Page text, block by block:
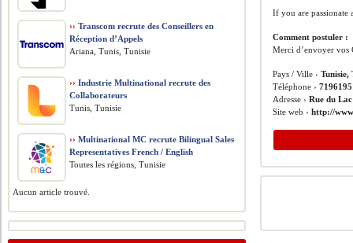
If you are
Comment postuler :
Merci d’envoyer
Pays / Ville ›Tunisie,
Téléphone ›
Adresse ›Rue du
Site web ›http://
›› Transcom recrute des Conseillers en
Réception d’Appels
Ariana, Tunis, Tunisie
›› Industrie Multinational recrute des
Collaborateurs
Tunis, Tunisie
›› Multinational MC recrute Bilingual Sales
Representatives French / English
Toutes les régions, Tunisie
Aucun article trouvé.